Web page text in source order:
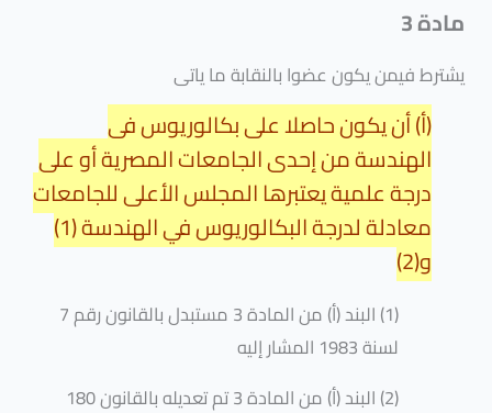
مادة 3
يشترط فيمن يكون عضوا بالنقابة ما ياتى
(أ) أن يكون حاصلا على بكالوريوس في
الهندسة من إحدى الجامعات المصرية أو على
درجة علمية يعتبرها المجلس الأعلى للجامعات
معادلة لدرجة البكالوريوس في الهندسة (1)
و(2)
(1) البند (أ) من المادة 3 مستبدل بالقانون رقم 7
لسنة 1983 المشار إليه
(2) البند (أ) من المادة 3 تم تعديله بالقانون 180